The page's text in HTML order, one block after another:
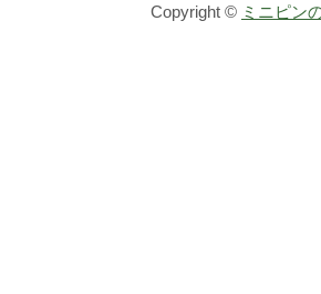
Copyright © ミニピン